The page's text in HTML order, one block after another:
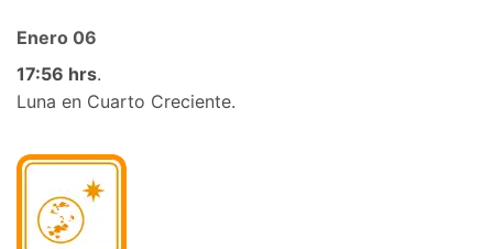
Enero 06
17:56 hrs.
Luna en Cuarto Creciente.